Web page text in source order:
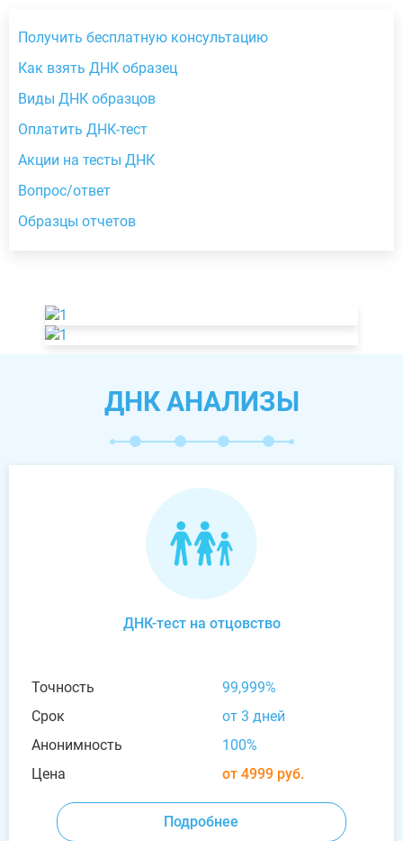
Получить бесплатную консультацию
Как взять ДНК образец
Виды ДНК образцов
Оплатить ДНК-тест
Акции на тесты ДНК
Вопрос/ответ
Образцы отчетов
ДНК АНАЛИЗЫ
ДНК-тест на отцовство
Точность
99,999%
Срок
от 3 дней
Анонимность
100%
Цена
от 4999 руб.
Подробнее